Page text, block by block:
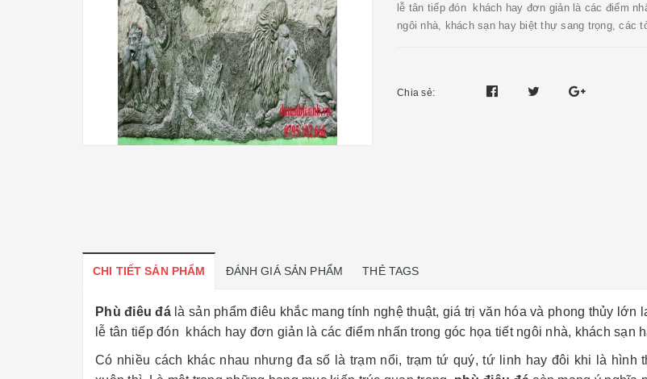
lễ tân tiếp đón khách hay đơn giản là các điểm
ngôi nhà, khách sạn hay biệt thự sang trọng, các
Chia sẻ:
CHI TIẾT SẢN PHẨM ĐÁNH GIÁ SẢN PHẨM THẺ TAGS
Phù điêu đálà sản phẩm điêu khắc mang tính nghệ thuật, giá trị văn hóa và phong thủy lớn
lễ tân tiếp đón khách hay đơn giản là các điểm nhấn trong góc họa tiết ngôi nhà, khách sạn
Có nhiều cách khác nhau nhưng đa số là trạm nổi, trạm tứ quý, tứ linh hay đôi khi là hình